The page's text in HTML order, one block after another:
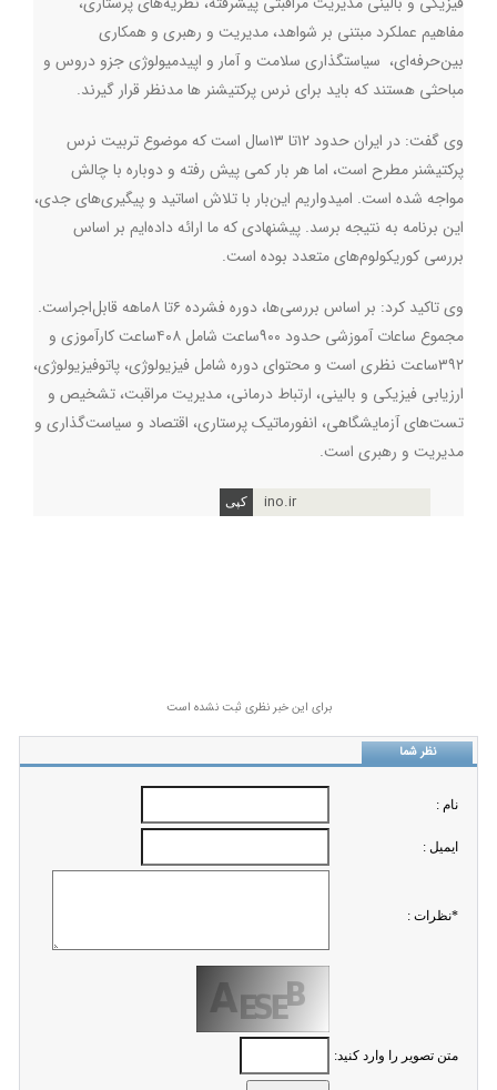
مفاهیم عملکرد مبتنی بر شواهد، مدیریت و رهبری و همکاری
بین‌حرفه‌ای، سیاستگذاری سلامت و آمار و اپیدمیولوژی جزو دروس و
مباحثی هستند که باید برای نرس پرکتیشنر ها مدنظر قرار گیرند‌.
وی گفت: در ایران حدود ۱۲تا ۱۳سال است که موضوع تربیت نرس
پرکتیشنر مطرح است، اما هر بار کمی پیش رفته و دوباره با چالش
مواجه شده است. امیدواریم این‌بار با تلاش اساتید و پیگیری‌های جدی،
این برنامه به نتیجه برسد. پیشنهادی که ما ارائه داده‌ایم بر اساس
بررسی کوریکولوم‌های متعدد بوده است.
وی تاکید کرد: بر اساس بررسی‌ها، دوره فشرده ۶تا ۸ماهه قابل‌اجراست.
مجموع ساعات آموزشی حدود ۹۰۰ساعت شامل ۴۰۸ساعت کارآموزی و
۳۹۲ساعت نظری است و محتوای دوره شامل فیزیولوژی، پاتوفیزیولوژی،
ارزیابی فیزیکی و بالینی، ارتباط درمانی، مدیریت مراقبت، تشخیص و
تست‌های آزمایشگاهی، انفورماتیک پرستاری، اقتصاد و سیاست‌گذاری و
مدیریت و رهبری است‌.
ino.ir
برای این خبر نظری ثبت نشده است
نظر شما
نام :
ايميل :
*نظرات :
متن تصویر را وارد کنید: